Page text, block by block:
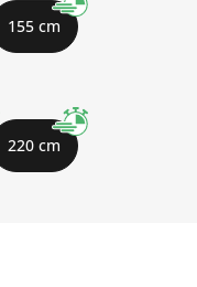
155 cm
220 cm